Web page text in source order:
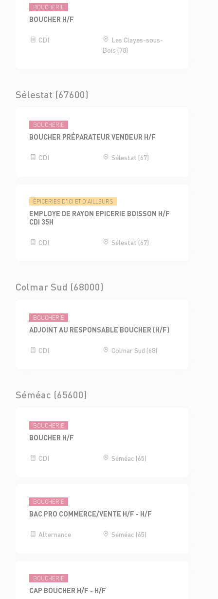
BOUCHERIE
BOUCHER H/F
CDI
Les Clayes-sous-
Bois (78)
Sélestat (67600)
BOUCHERIE
BOUCHER PRÉPARATEUR VENDEUR H/F
CDI Sélestat (67)
ÉPICERIES D'ICI ET D'AILLEURS
EMPLOYE DE RAYON EPICERIE BOISSON H/F
CDI 35H
CDI Sélestat (67)
Colmar Sud (68000)
BOUCHERIE
ADJOINT AU RESPONSABLE BOUCHER (H/F)
CDI Colmar Sud (68)
Séméac (65600)
BOUCHERIE
BOUCHER H/F
CDI Séméac (65)
BOUCHERIE
BAC PRO COMMERCE/VENTE H/F - H/F
Alternance Séméac (65)
BOUCHERIE
CAP BOUCHER H/F - H/F